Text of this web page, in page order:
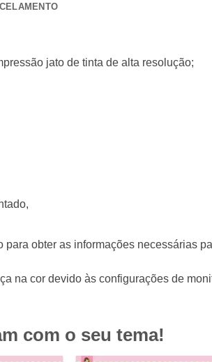
jato de tinta de alta resolução;
obter as informações necessárias
na cor devido às configurações de
com o seu tema!